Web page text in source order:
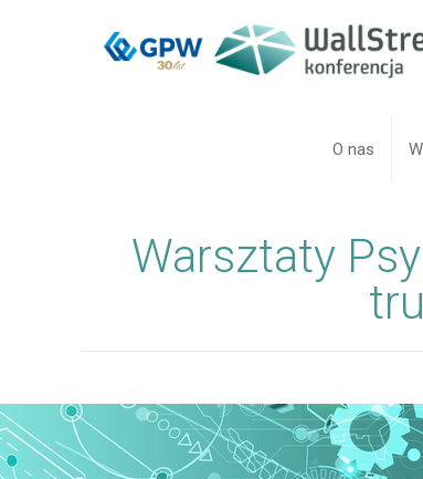
O nas
Warsztaty